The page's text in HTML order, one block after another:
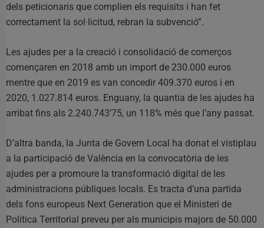
dels peticionaris que complien els requisits i han fet
correctament la sol·licitud, rebran la subvenció”.
Les ajudes per a la creació i consolidació de comerços
començaren en 2018 amb un import de 230.000 euros
mentre que en 2019 es van concedir 409.370 euros i en
2020, 1.027.814 euros. Enguany, la quantia de les ajudes ha
arribat fins als 2.240.743’75, un 118% més que l’any passat.
D’altra banda, la Junta de Govern Local ha donat el vistiplau
a la participació de València en la convocatòria de les
ajudes per a promoure la transformació digital de les
administracions públiques locals. Es tracta d’una partida
dels fons europeus Next Generation que el Ministeri de
Política Territorial preveu per als municipis majors de 50.000